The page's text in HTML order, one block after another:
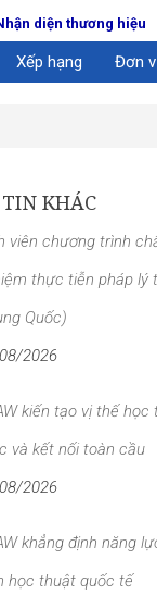
diện thương hiệu
Xếp hạng Đơn
TIN KHÁC
viên chương trình
thực tiễn pháp lý
Quốc)
2026
kiến tạo vị thế
và kết nối toàn cầu
2026
khẳng định năng
học thuật quốc tế